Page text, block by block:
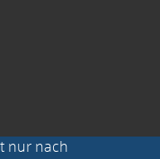
nur nach